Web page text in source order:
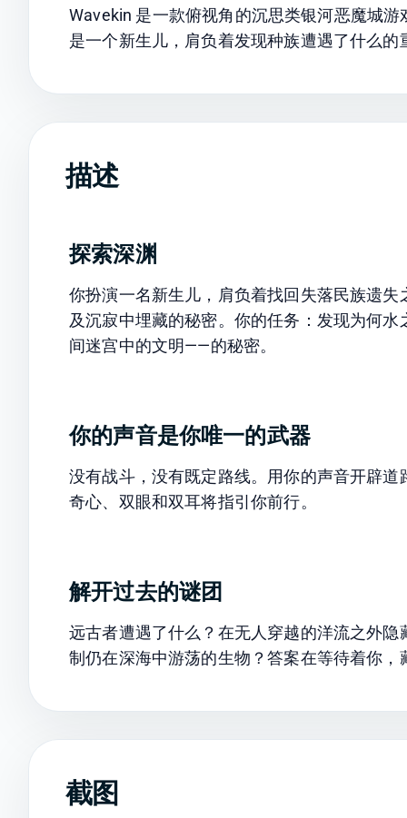
Wavekin 是一款俯视角的沉思类银河恶魔城
是一个新生儿，肩负着发现种族遭遇了什么
描述
探索深渊
你扮演一名新生儿，肩负着找回失落民族遗
及沉寂中埋藏的秘密。你的任务：发现为何
间迷宫中的文明——的秘密。
你的声音是你唯一的武器
没有战斗，没有既定路线。用你的声音开辟
奇心、双眼和双耳将指引你前行。
解开过去的谜团
远古者遭遇了什么？在无人穿越的洋流之外
制仍在深海中游荡的生物？答案在等待着你，
截图